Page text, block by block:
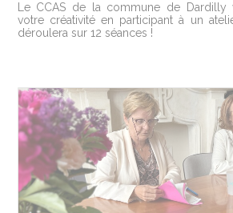
Le CCAS de la commune de
votre créativité en participant à un
déroulera sur 12 séances !